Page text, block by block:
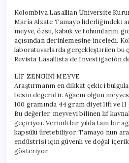
Kolombiya Lasallian Üniversite
María Alzate Tamayo liderliğindeki
meyve, özsu, kabuk ve tohumlarını
açısından derinlemesine inceledi.
laboratuvarlarda gerçekleştirilen bu
Revista Lasallista de Investigación
LİF ZENGİNİ MEYVE
Araştırmanın en dikkat çekici
besin değeridir. Ağacın olgun
100 gramında 44 gram diyet lifi ve
Bu değerler, meyveyi bilinen lif
geçiriyor. Verimli bir yılda tam bir
kapsülü üretebiliyor. Tamayo’nun
endüstrisi için güvenli ve doğal
gösteriyor.